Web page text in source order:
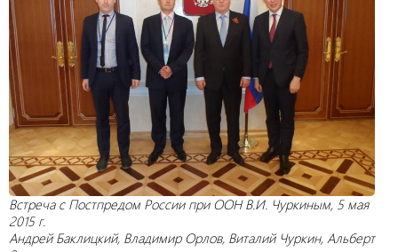
Встреча с Постпредом России при ООН В.И. Чуркиным, 5 мая
2015 г.
Андрей Баклицкий, Владимир Орлов, Виталий Чуркин, Альберт